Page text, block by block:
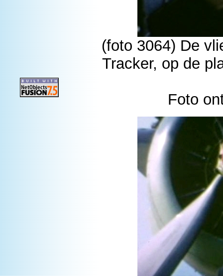
(foto 3064) De
Tracker, op de
Foto